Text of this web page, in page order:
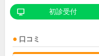
初診受付
口コミ